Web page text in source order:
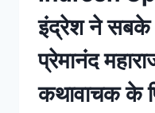
इंद्रेश ने
प्रेमानंद
कथावाचक के